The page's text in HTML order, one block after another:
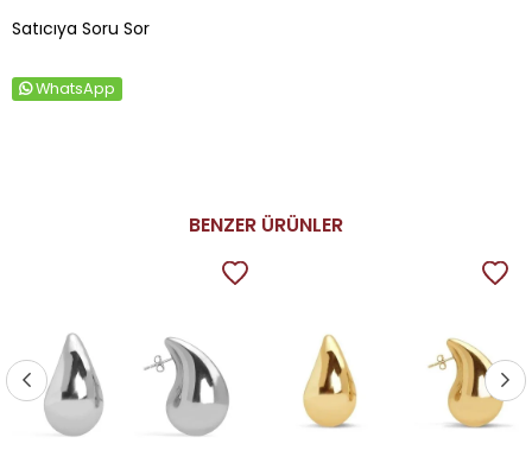
Satıcıya Soru Sor
WhatsApp
BENZER ÜRÜNLER